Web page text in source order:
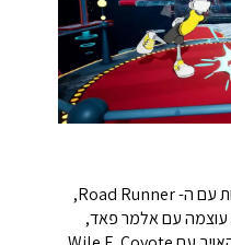
רוצו במהירות עם ה- Road Runner,
עוצמה עם אלמר פאד,